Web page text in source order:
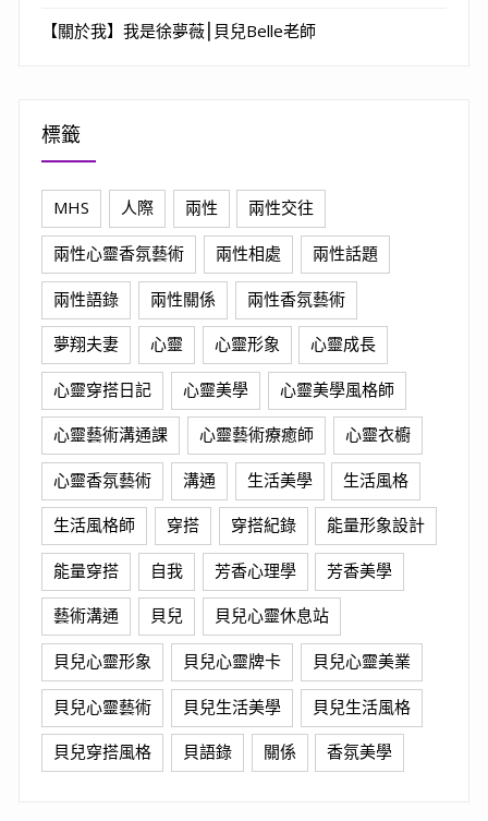
【關於我】我是徐夢薇⎮貝兒Belle老師
標籤
MHS 人際 兩性 兩性交往
兩性心靈香氛藝術 兩性相處 兩性話題
兩性語錄 兩性關係 兩性香氛藝術
夢翔夫妻 心靈 心靈形象 心靈成長
心靈穿搭日記 心靈美學 心靈美學風格師
心靈藝術溝通課 心靈藝術療癒師 心靈衣櫥
心靈香氛藝術 溝通 生活美學 生活風格
生活風格師 穿搭 穿搭紀錄 能量形象設計
能量穿搭 自我 芳香心理學 芳香美學
藝術溝通 貝兒 貝兒心靈休息站
貝兒心靈形象 貝兒心靈牌卡 貝兒心靈美業
貝兒心靈藝術 貝兒生活美學 貝兒生活風格
貝兒穿搭風格 貝語錄 關係 香氛美學